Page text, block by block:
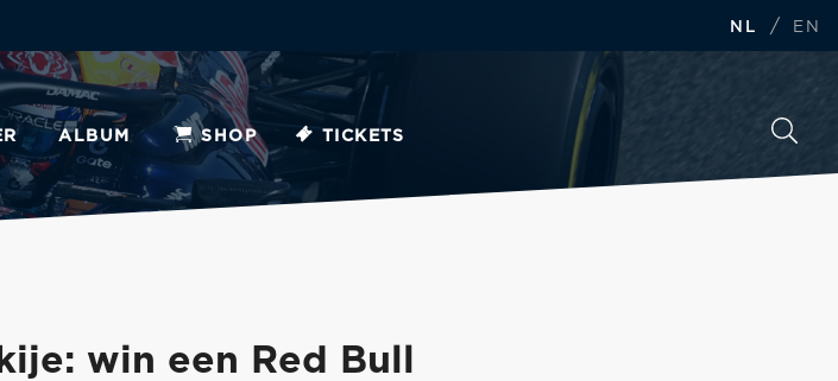
NL / EN
ALBUM SHOP TICKETS
win een Red Bull